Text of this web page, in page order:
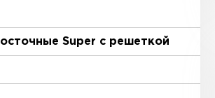
Super с решеткой